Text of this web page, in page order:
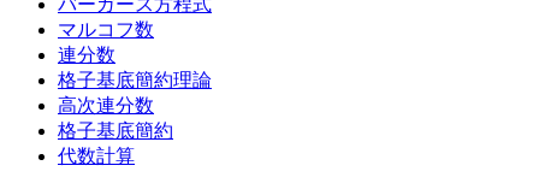
マルコフ数
連分数
格子基底簡約理論
高次連分数
格子基底簡約
代数計算